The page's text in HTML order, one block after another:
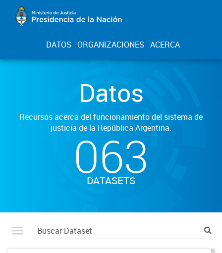
DATOS ORGANIZACIONES ACERCA
Datos
Recursos acerca del funcionamiento del sistema de
justicia de la República Argentina.
063
DATASETS